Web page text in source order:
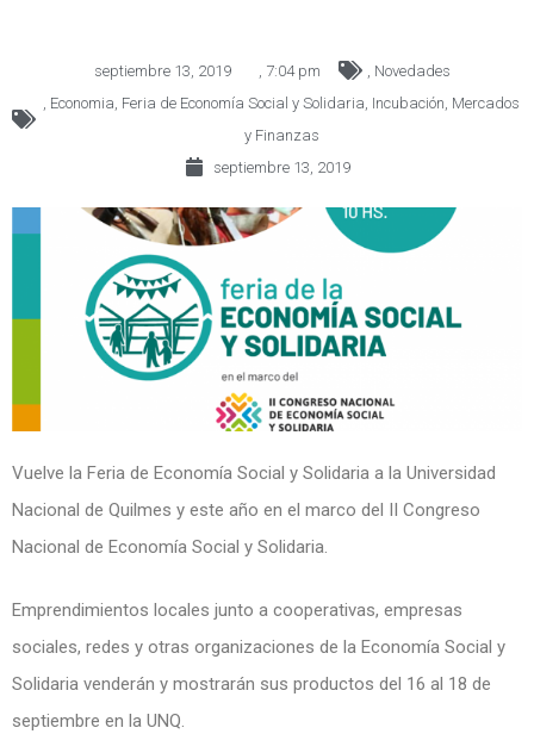
septiembre 13, 2019 7:04 pm
Novedades
Economia Feria de Economía Social y Solidaria Incubación Mercados
y Finanzas
septiembre 13, 2019
Vuelve la Feria de Economía Social y Solidaria a la Universidad
Nacional de Quilmes y este año en el marco del II Congreso
Nacional de Economía Social y Solidaria.
Emprendimientos locales junto a cooperativas, empresas
sociales, redes y otras organizaciones de la Economía Social y
Solidaria venderán y mostrarán sus productos del 16 al 18 de
septiembre en la UNQ.